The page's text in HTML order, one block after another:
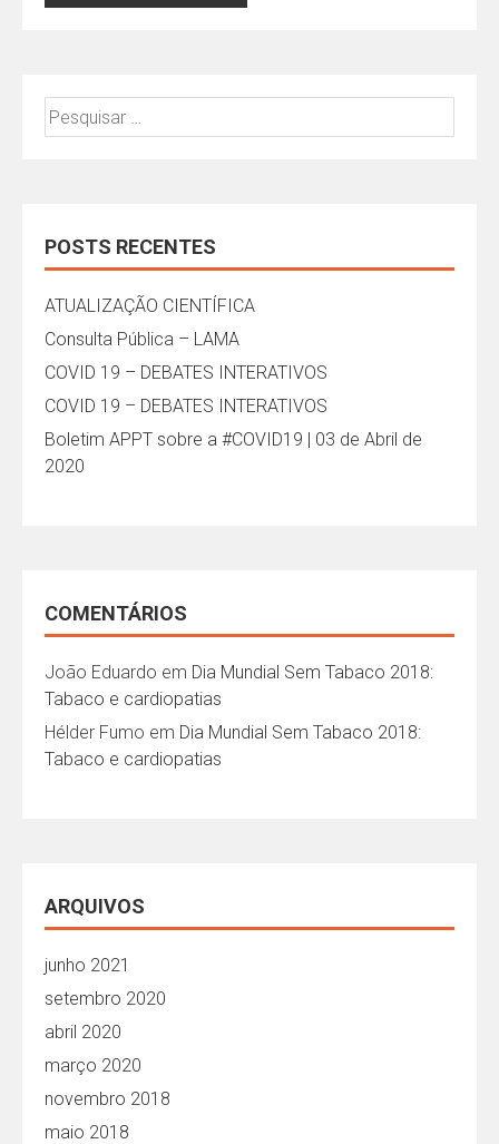
Pesquisar
por:
POSTS RECENTES
ATUALIZAÇÃO CIENTÍFICA
Consulta Pública – LAMA
COVID 19 – DEBATES INTERATIVOS
COVID 19 – DEBATES INTERATIVOS
Boletim APPT sobre a #COVID19 | 03 de Abril de
2020
COMENTÁRIOS
João Eduardo em Dia Mundial Sem Tabaco 2018:
Tabaco e cardiopatias
Hélder Fumo em Dia Mundial Sem Tabaco 2018:
Tabaco e cardiopatias
ARQUIVOS
junho 2021
setembro 2020
abril 2020
março 2020
novembro 2018
maio 2018